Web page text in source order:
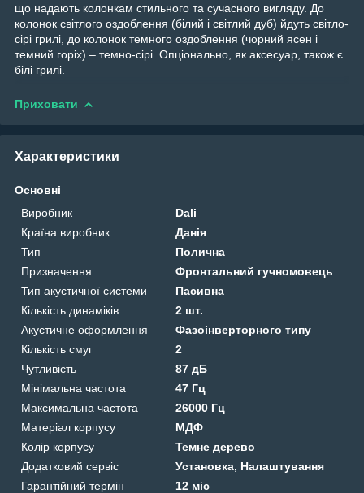
що надають колонкам стильного та сучасного вигляду. До
колонок світлого оздоблення (білий і світлий дуб) йдуть світло-
сірі грилі, до колонок темного оздоблення (чорний ясен і
темний горіх) – темно-сірі. Опціонально, як аксесуар, також є
білі грилі.
Приховати
Характеристики
Основні
Виробник
Dali
Країна виробник
Данія
Тип
Полична
Призначення
Фронтальний гучномовець
Тип акустичної системи
Пасивна
Кількість динаміків
2 шт.
Акустичне оформлення
Фазоінверторного типу
Кількість смуг
2
Чутливість
87 дБ
Мінімальна частота
47 Гц
Максимальна частота
26000 Гц
Матеріал корпусу
МДФ
Колір корпусу
Темне дерево
Додатковий сервіс
Установка, Налаштування
Гарантійний термін
12 міс